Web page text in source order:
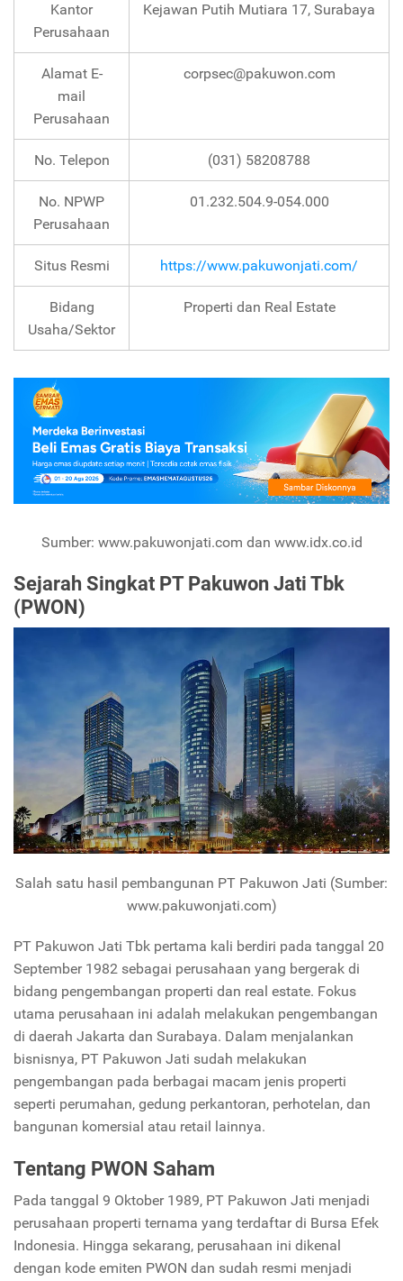
Kantor
Perusahaan
Kejawan Putih Mutiara 17, Surabaya
Alamat E-
mail
Perusahaan
corpsec@pakuwon.com
No. Telepon (031) 58208788
No. NPWP
Perusahaan
01.232.504.9-054.000
Situs Resmi https://www.pakuwonjati.com/
Bidang
Usaha/Sektor
Properti dan Real Estate
Sumber: www.pakuwonjati.com dan www.idx.co.id
Sejarah Singkat PT Pakuwon Jati Tbk
(PWON)
Salah satu hasil pembangunan PT Pakuwon Jati (Sumber:
www.pakuwonjati.com)
PT Pakuwon Jati Tbk pertama kali berdiri pada tanggal 20
September 1982 sebagai perusahaan yang bergerak di
bidang pengembangan properti dan real estate. Fokus
utama perusahaan ini adalah melakukan pengembangan
di daerah Jakarta dan Surabaya. Dalam menjalankan
bisnisnya, PT Pakuwon Jati sudah melakukan
pengembangan pada berbagai macam jenis properti
seperti perumahan, gedung perkantoran, perhotelan, dan
bangunan komersial atau retail lainnya.
Tentang PWON Saham
Pada tanggal 9 Oktober 1989, PT Pakuwon Jati menjadi
perusahaan properti ternama yang terdaftar di Bursa Efek
Indonesia. Hingga sekarang, perusahaan ini dikenal
dengan kode emiten PWON dan sudah resmi menjadi